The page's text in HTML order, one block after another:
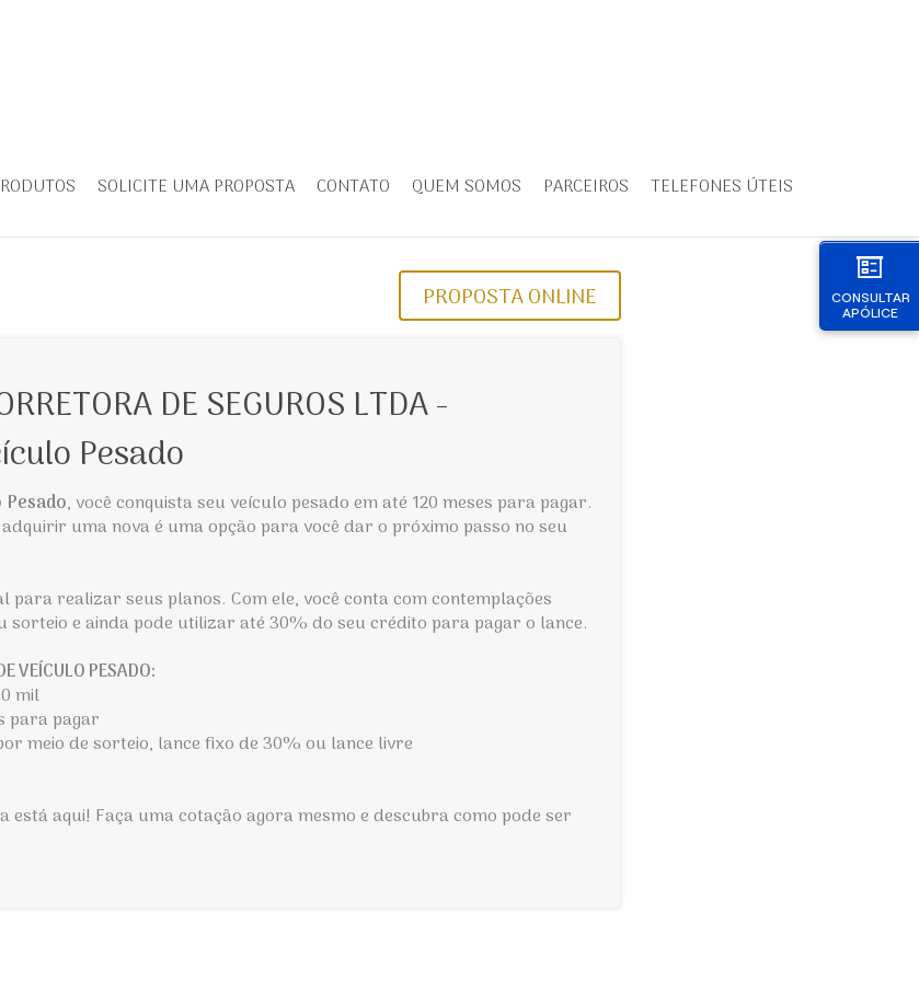
CONSULTAR
APÓLICE
SOLICITE UMA PROPOSTA CONTATO QUEM SOMOS PARCEIROS TELEFONES ÚTEIS
PROPOSTA ONLINE
DE SEGUROS LTDA -
Pesado
, você conquista seu veículo pesado em até 120 meses para pagar.
uma nova é uma opção para você dar o próximo passo no seu
para realizar seus planos. Com ele, você conta com contemplações
sorteio e ainda pode utilizar até 30% do seu crédito para pagar o lance.
VEÍCULO PESADO:
mil
para pagar
meio de sorteio, lance fixo de 30% ou lance livre
está aqui! Faça uma cotação agora mesmo e descubra como pode ser